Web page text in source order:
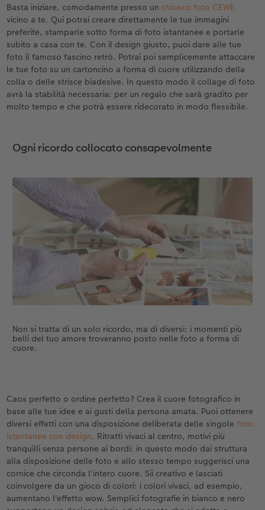
Basta iniziare, comodamente presso un chiosco foto CEWE
vicino a te. Qui potrai creare direttamente le tue immagini
preferite, stamparle sotto forma di foto istantanee e portarle
subito a casa con te. Con il design giusto, puoi dare alle tue
foto il famoso fascino retrò. Potrai poi semplicemente attaccare
le tue foto su un cartoncino a forma di cuore utilizzando della
colla o delle strisce biadesive. In questo modo il collage di foto
avrà la stabilità necessaria: per un regalo che sarà gradito per
molto tempo e che potrà essere ridecorato in modo flessibile.
Ogni ricordo collocato consapevolmente
Non si tratta di un solo ricordo, ma di diversi: i momenti più
belli del tuo amore troveranno posto nelle foto a forma di
cuore.
Caos perfetto o ordine perfetto? Crea il cuore fotografico in
base alle tue idee e ai gusti della persona amata. Puoi ottenere
diversi effetti con una disposizione deliberata delle singolefoto
istantanee con design. Ritratti vivaci al centro, motivi più
tranquilli senza persone ai bordi: in questo modo dai struttura
alla disposizione delle foto e allo stesso tempo suggerisci una
cornice che circonda l'intero cuore. Sii creativo e lasciati
coinvolgere da un gioco di colori: i colori vivaci, ad esempio,
aumentano l'effetto wow. Semplici fotografie in bianco e nero